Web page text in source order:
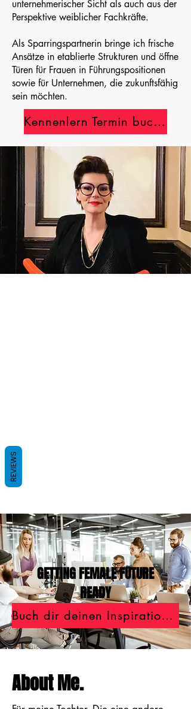
unternehmerischer Sicht als auch aus der
Perspektive weiblicher Fachkräfte.
Als Sparringspartnerin bringe ich frische
Ansätze in etablierte Strukturen und öffne
Türen für Frauen in Führungspositionen
sowie für Unternehmen, die zukunftsfähig
sein möchten.
Kennenlern Termin buchen
GETTING FEMALE FUTURE
READY
Buch dir deinen Inspirationsaustausch mit Katharina
About Me.
REVIEWS